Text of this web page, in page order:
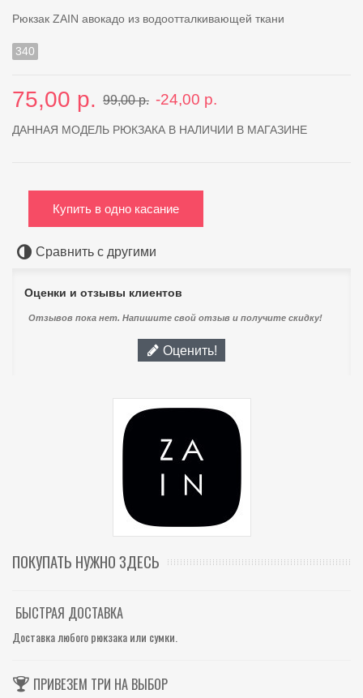
Рюкзак ZAIN авокадо из водоотталкивающей ткани
340
75,00 р. 99,00 р. -24,00 р.
ДАННАЯ МОДЕЛЬ РЮКЗАКА В НАЛИЧИИ В МАГАЗИНЕ
Купить в одно касание
Сравнить с другими
Оценки и отзывы клиентов
Отзывов пока нет. Напишите свой отзыв и получите скидку!
Оценить!
ПОКУПАТЬ НУЖНО ЗДЕСЬ
БЫСТРАЯ ДОСТАВКА
Доставка любого рюкзака или сумки.
ПРИВЕЗЕМ ТРИ НА ВЫБОР